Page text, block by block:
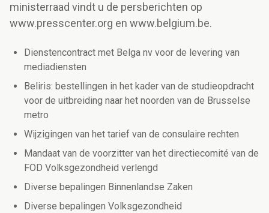
ministerraad vindt u de persberichten op
www.presscenter.org en www.belgium.be.
Dienstencontract met Belga nv voor de levering van
mediadiensten
Beliris: bestellingen in het kader van de studieopdracht
voor de uitbreiding naar het noorden van de Brusselse
metro
Wijzigingen van het tarief van de consulaire rechten
Mandaat van de voorzitter van het directiecomité van de
FOD Volksgezondheid verlengd
Diverse bepalingen Binnenlandse Zaken
Diverse bepalingen Volksgezondheid